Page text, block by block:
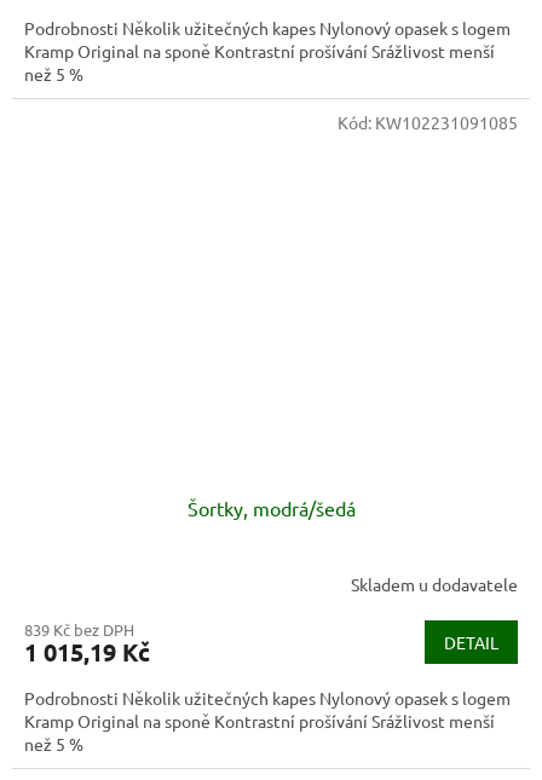
Podrobnosti Několik užitečných kapes Nylonový opasek s logem
Kramp Original na sponě Kontrastní prošívání Srážlivost menší
než 5 %
Šortky, modrá/šedá
Skladem u dodavatele
839 Kč bez DPH
1 015,19 Kč DETAIL
Podrobnosti Několik užitečných kapes Nylonový opasek s logem
Kramp Original na sponě Kontrastní prošívání Srážlivost menší
než 5 %
Kód: KW102231091085